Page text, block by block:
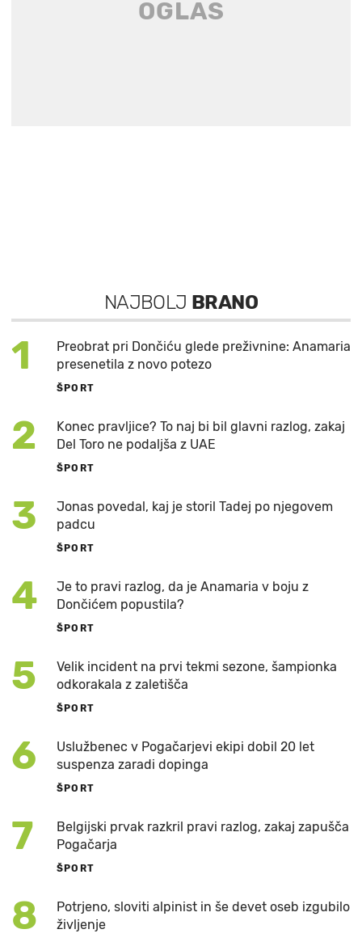
NAJBOLJ BRANO
1
Preobrat pri Dončiću glede preživnine: Anamaria
presenetila z novo potezo
ŠPORT
2
Konec pravljice? To naj bi bil glavni razlog, zakaj
Del Toro ne podaljša z UAE
ŠPORT
3
Jonas povedal, kaj je storil Tadej po njegovem
padcu
ŠPORT
4
Je to pravi razlog, da je Anamaria v boju z
Dončićem popustila?
ŠPORT
5
Velik incident na prvi tekmi sezone, šampionka
odkorakala z zaletišča
ŠPORT
6
Uslužbenec v Pogačarjevi ekipi dobil 20 let
suspenza zaradi dopinga
ŠPORT
7
Belgijski prvak razkril pravi razlog, zakaj zapušča
Pogačarja
ŠPORT
8
Potrjeno, sloviti alpinist in še devet oseb izgubilo
življenje